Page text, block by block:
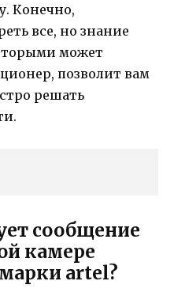
Конечно,
все, но знание
может
позволит вам
решать
сообщение
камере
artel?